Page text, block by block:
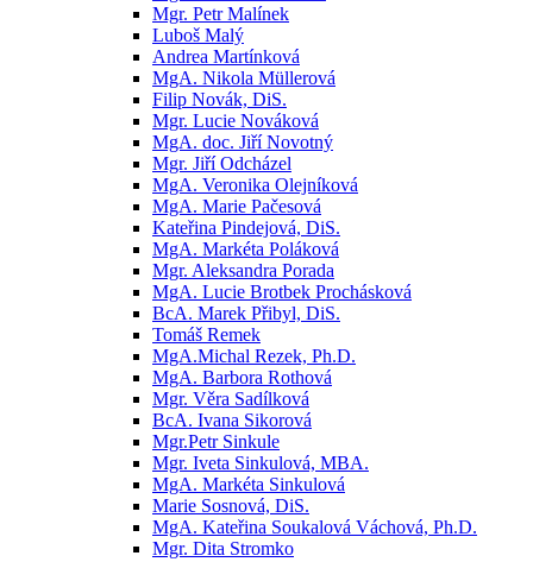
Mgr. Petr Malínek
Luboš Malý
Andrea Martínková
MgA. Nikola Müllerová
Filip Novák, DiS.
Mgr. Lucie Nováková
MgA. doc. Jiří Novotný
Mgr. Jiří Odcházel
MgA. Veronika Olejníková
MgA. Marie Pačesová
Kateřina Pindejová, DiS.
MgA. Markéta Poláková
Mgr. Aleksandra Porada
MgA. Lucie Brotbek Prochásková
BcA. Marek Přibyl, DiS.
Tomáš Remek
MgA.Michal Rezek, Ph.D.
MgA. Barbora Rothová
Mgr. Věra Sadílková
BcA. Ivana Sikorová
Mgr.Petr Sinkule
Mgr. Iveta Sinkulová, MBA.
MgA. Markéta Sinkulová
Marie Sosnová, DiS.
MgA. Kateřina Soukalová Váchová, Ph.D.
Mgr. Dita Stromko